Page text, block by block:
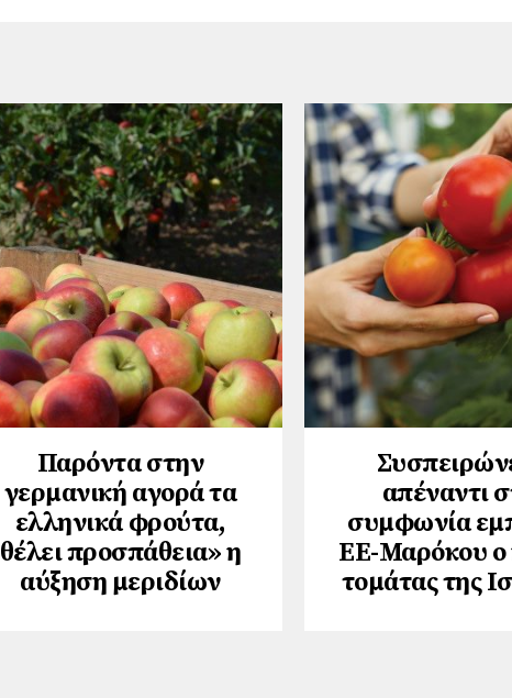
Παρόντα στην
γερμανική αγορά τα
ελληνικά φρούτα,
θέλει προσπάθεια» η
αύξηση μεριδίων
απέναντι
συμφωνία
ΕΕ-Μαρόκου ο
τομάτας της